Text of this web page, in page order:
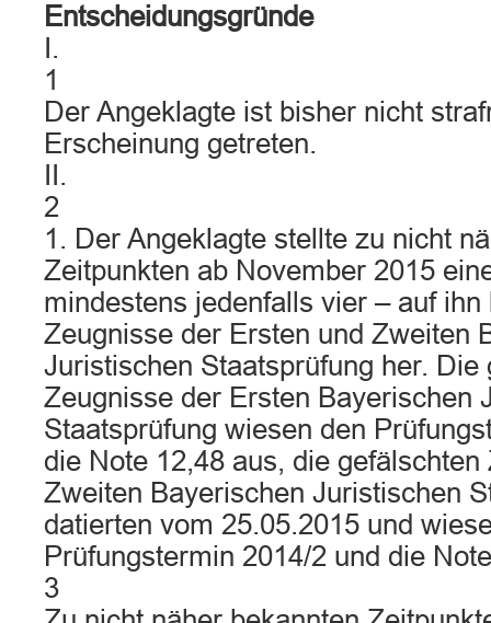
Entscheidungsgründe
I.
1
Der Angeklagte ist bisher nicht
Erscheinung getreten.
II.
2
1. Der Angeklagte stellte zu nicht
Zeitpunkten ab November 2015
mindestens jedenfalls vier – auf
Zeugnisse der Ersten und Zweiten
Juristischen Staatsprüfung her. Die
Zeugnisse der Ersten Bayerischen
Staatsprüfung wiesen den
die Note 12,48 aus, die gefälschten
Zweiten Bayerischen Juristischen
datierten vom 25.05.2015 und
Prüfungstermin 2014/2 und die
3